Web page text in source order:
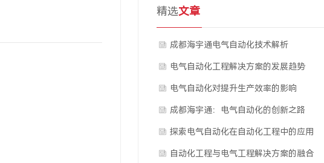
精选文章
成都海宇通电气自动化技术解析
电气自动化工程解决方案的发展趋势
电气自动化对提升生产效率的影响
成都海宇通：电气自动化的创新之路
探索电气自动化在自动化工程中的应用
自动化工程与电气工程解决方案的融合